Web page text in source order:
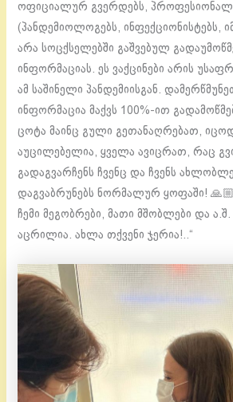
ოფიციალურ გვერდებს, პროფესიონალ,
(პანდემიოლოგებს, ინფექციონისტებს,
არა სოცქსელებში გაშვებულ
ინფორმაციას. ეს ვაქცინები არის
ამ საშინელი პანდემიისგან.
ინფორმაცია მაქვს 100%-ით
ცოტა მაინც გული გეთანაღრებათ,
აუცილებელია, ყველა ავიცრათ, რაც
გადაგვარჩენს ჩვენც და ჩვენს
დაგვაბრუნებს ნორმალურ ყოფაში! 🙏🏼
ჩემი მეგობრები, მათი მშობლები და ა.შ.
აცრილია. ახლა თქვენი ჯერია!..“